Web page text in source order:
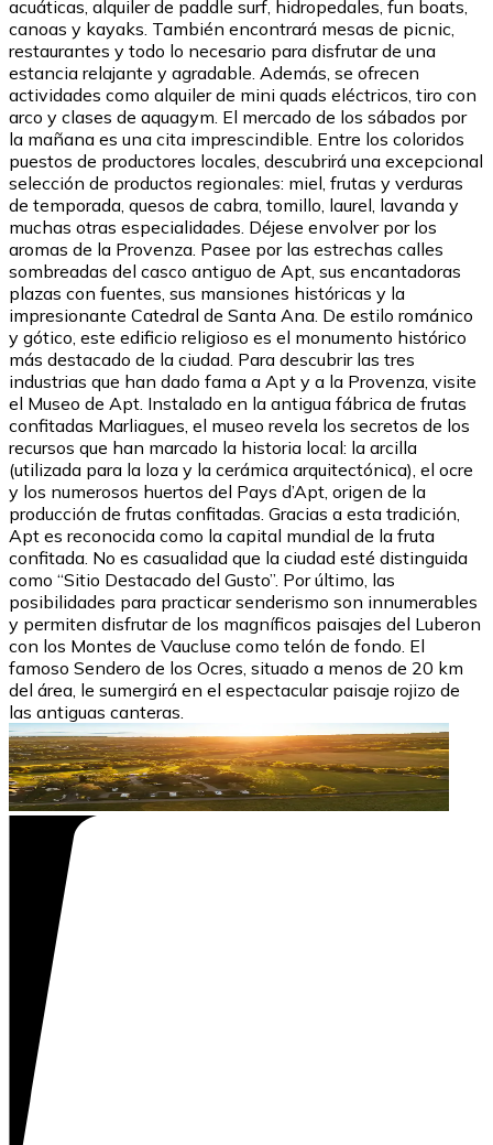
acuáticas, alquiler de paddle surf, hidropedales, fun boats,
canoas y kayaks. También encontrará mesas de picnic,
restaurantes y todo lo necesario para disfrutar de una
estancia relajante y agradable. Además, se ofrecen
actividades como alquiler de mini quads eléctricos, tiro con
arco y clases de aquagym. El mercado de los sábados por
la mañana es una cita imprescindible. Entre los coloridos
puestos de productores locales, descubrirá una excepcional
selección de productos regionales: miel, frutas y verduras
de temporada, quesos de cabra, tomillo, laurel, lavanda y
muchas otras especialidades. Déjese envolver por los
aromas de la Provenza. Pasee por las estrechas calles
sombreadas del casco antiguo de Apt, sus encantadoras
plazas con fuentes, sus mansiones históricas y la
impresionante Catedral de Santa Ana. De estilo románico
y gótico, este edificio religioso es el monumento histórico
más destacado de la ciudad. Para descubrir las tres
industrias que han dado fama a Apt y a la Provenza, visite
el Museo de Apt. Instalado en la antigua fábrica de frutas
confitadas Marliagues, el museo revela los secretos de los
recursos que han marcado la historia local: la arcilla
(utilizada para la loza y la cerámica arquitectónica), el ocre
y los numerosos huertos del Pays d’Apt, origen de la
producción de frutas confitadas. Gracias a esta tradición,
Apt es reconocida como la capital mundial de la fruta
confitada. No es casualidad que la ciudad esté distinguida
como “Sitio Destacado del Gusto”. Por último, las
posibilidades para practicar senderismo son innumerables
y permiten disfrutar de los magníficos paisajes del Luberon
con los Montes de Vaucluse como telón de fondo. El
famoso Sendero de los Ocres, situado a menos de 20 km
del área, le sumergirá en el espectacular paisaje rojizo de
las antiguas canteras.